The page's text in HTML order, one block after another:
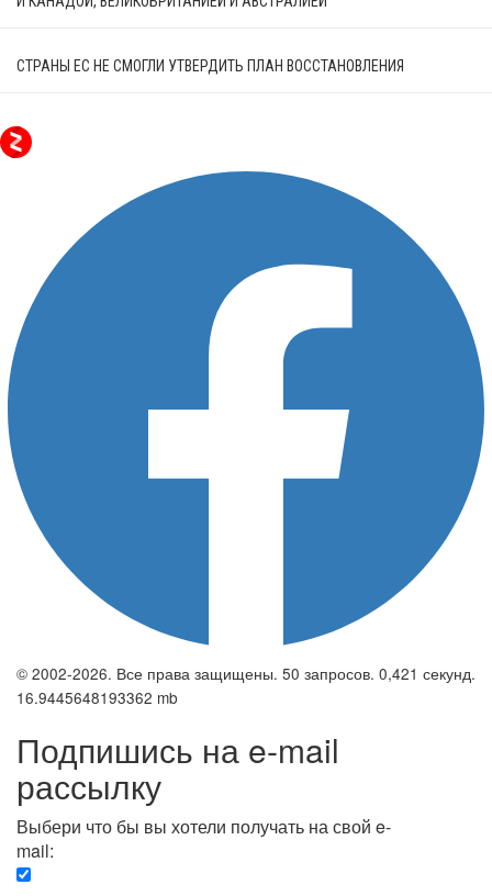
СТРАНЫ ЕС НЕ СМОГЛИ УТВЕРДИТЬ ПЛАН ВОССТАНОВЛЕНИЯ
© 2002-2026. Все права защищены. 50 запросов. 0,421 секунд.
16.9445648193362 mb
Подпишись на e-mail
рассылку
Выбери что бы вы хотели получать на свой e-
mail: